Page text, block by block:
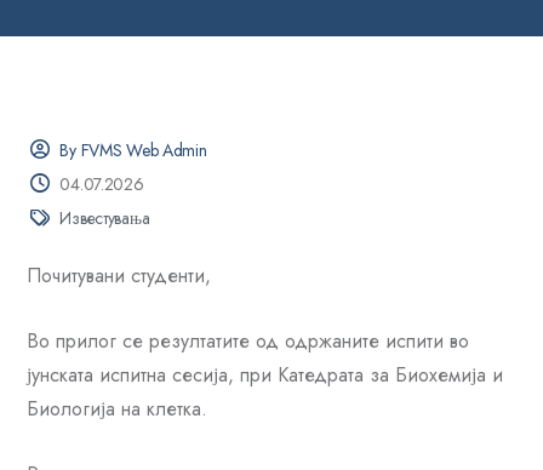
By FVMS Web Admin
04.07.2026
Известувања
Почитувани студенти,
Во прилог се резултатите од одржаните испити во
јунската испитна сесија, при Катедрата за Биохемија и
Биологија на клетка.